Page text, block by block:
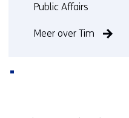
Functie:
Public Affairs
Meer over Tim